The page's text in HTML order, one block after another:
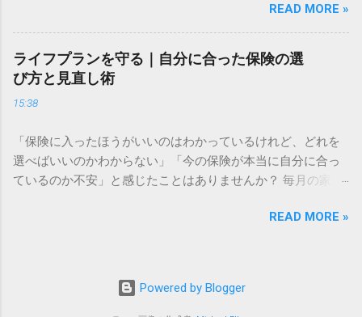
の価値は目減りします。預金だけで資産を管理していると、
インフレリスクによって将来の購買力が低下してしまう可能
性があるのです。まずは「何のために、いつまでに、いくら
必要なのか」を明確にすることから始めましょう。具体的な
方法 投資の最大の武器は「時間」です。ここで鍵となるのが
「複利」の仕組みです。複利とは、運用で得た利益を再び投
資に回すことで、利益がさらに利益を生む「雪だるま式」の
仕組みを指します。 例えば、預金だけでコツコツ貯める「単
利」の場合、資産は直線的にしか増えません。しかし、複利
す。運用期間が長ければ、途中で多少の相場変動があって
毎月の固定費として家計に大きく影響するからこそ、慎重に
判断したいものですよね。しかし、周囲の意見や世間の常識
に振り回されてしまうと、自分にとって最適な選択を見失っ
てしまうこともあります。 大切なのは、損得勘定だけで決め
るのではなく、あなたの価値観や家族の将来設計、そして今
のライフスタイルに最もフィットする住まいを見つけること
要な「生涯コスト」の考え方や、物件探しの際に必ずチェッ
クすべきポイントをわかりやすく解説します。 賃貸と持ち
家、どちらが自分に合っているか 住まいに関する議論で、も
から言えば、どちらが絶対的に正しいという答えはありませ
トは「身軽さ」にあります。転勤や家族構成の変化、あるい
READ MORE »
ライフプランを守る｜自分に合った保険の選
び方と見直し術
15:38
「保険に入ったほうがいいのはわかっているけれど、どれを
選べばいいのかわからない」「今の保険が本当に自分に合っ
ているのか不安」と感じたことはありませんか？ 毎月の家計
りません。しかし、だからといって保険をかけない選択をす
す。大切なのは「なんとなく」で加入するのではなく、自分
の生活や家族を守るために必要な保障を理解し、主体的に選
READ MORE »
Powered by Blogger